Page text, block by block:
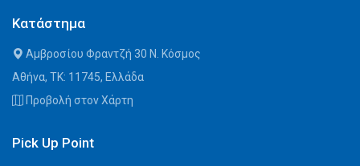
Κατάστημα
Αμβροσίου Φραντζή 30 Ν. Κόσμος
Αθήνα, ΤΚ: 11745, Ελλάδα
Προβολή στον Χάρτη
Pick Up Point